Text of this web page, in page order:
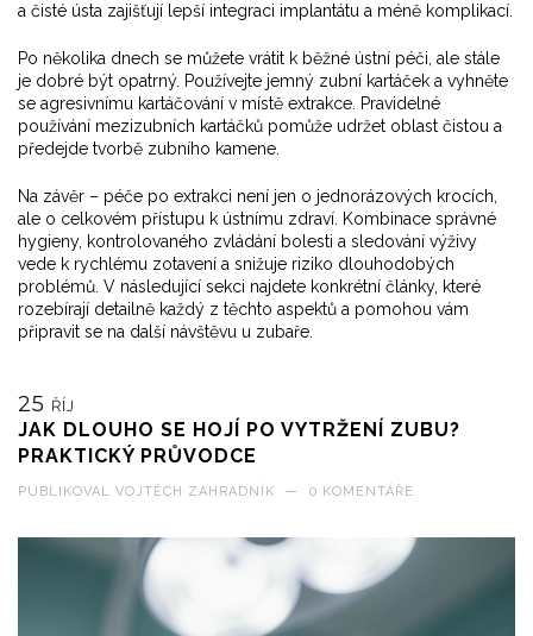
a čisté ústa zajišťují lepší integraci implantátu a méně komplikací.
Po několika dnech se můžete vrátit k běžné ústní péči, ale stále
je dobré být opatrný. Používejte jemný zubní kartáček a vyhněte
se agresivnímu kartáčování v místě extrakce. Pravidelné
používání mezizubních kartáčků pomůže udržet oblast čistou a
předejde tvorbě zubního kamene.
Na závěr – péče po extrakci není jen o jednorázových krocích,
ale o celkovém přístupu k ústnímu zdraví. Kombinace správné
hygieny, kontrolovaného zvládání bolesti a sledování výživy
vede k rychlému zotavení a snižuje riziko dlouhodobých
problémů. V následující sekci najdete konkrétní články, které
rozebírají detailně každý z těchto aspektů a pomohou vám
připravit se na další návštěvu u zubaře.
25 ŘÍJ
JAK DLOUHO SE HOJÍ PO VYTRŽENÍ ZUBU?
PRAKTICKÝ PRŮVODCE
PUBLIKOVAL VOJTĚCH ZAHRADNÍK — 0 KOMENTÁŘE